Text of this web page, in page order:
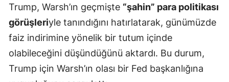
Trump, Warsh’ın geçmişte “şahin” para politikası
görüşleriyle tanındığını hatırlatarak, günümüzde
faiz indirimine yönelik bir tutum içinde
olabileceğini düşündüğünü aktardı. Bu durum,
Trump için Warsh’ın olası bir Fed başkanlığına